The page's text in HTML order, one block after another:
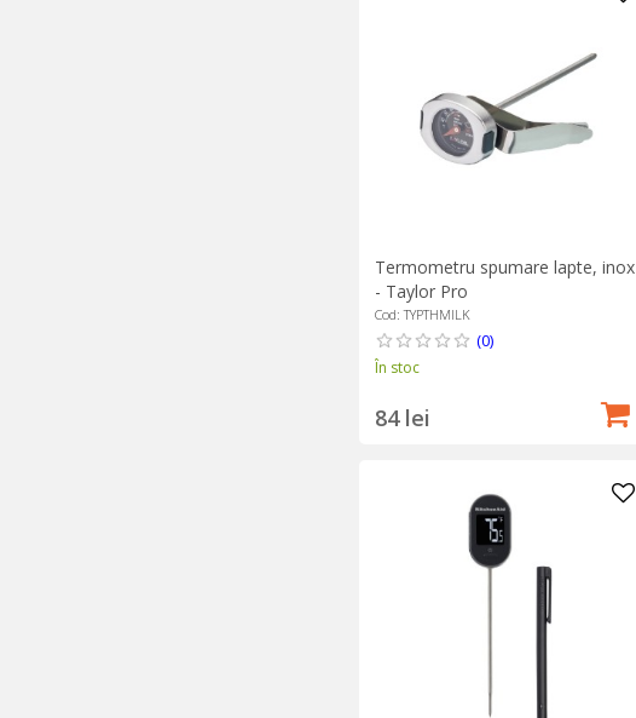
Termometru spumare lapte, inox
- Taylor Pro
Cod: TYPTHMILK
(0)
În stoc
84 lei